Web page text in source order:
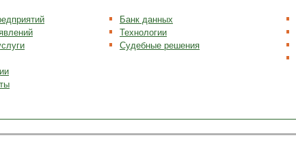
Банк данных
Технологии
Судебные решения